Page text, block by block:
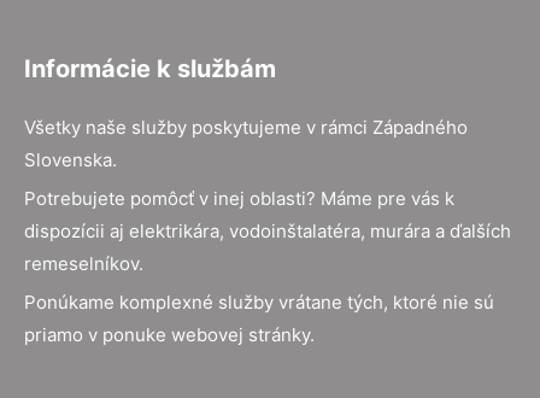
Informácie k službám
Všetky naše služby poskytujeme v rámci Západného
Slovenska.
Potrebujete pomôcť v inej oblasti? Máme pre vás k
dispozícii aj elektrikára, vodoinštalatéra, murára a ďalších
remeselníkov.
Ponúkame komplexné služby vrátane tých, ktoré nie sú
priamo v ponuke webovej stránky.